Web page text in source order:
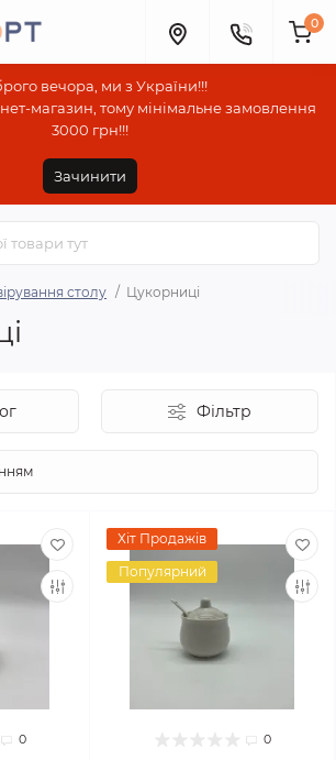
вечора, ми з України!!!
магазин, тому мінімальне замовлення
3000 грн!!!
Зачинити
0
столу Цукорниці
Фільтр
0
Хіт Продажів
Популярний
0